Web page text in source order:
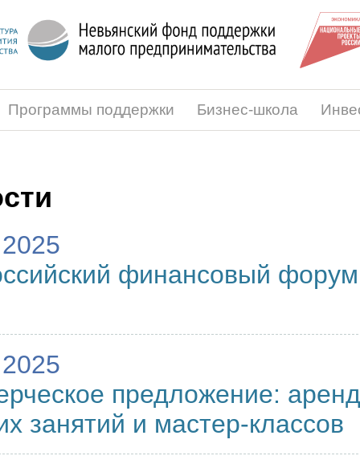
Программы поддержки Бизнес-школа
финансовый
предложение:
занятий и мастер-классов